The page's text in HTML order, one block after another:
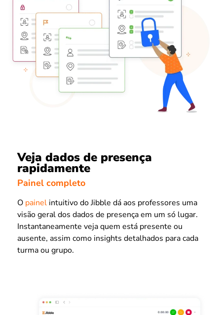
Veja dados de presença
rapidamente
Painel completo
O painel intuitivo do Jibble dá aos professores uma
visão geral dos dados de presença em um só lugar.
Instantaneamente veja quem está presente ou
ausente, assim como insights detalhados para cada
turma ou grupo.